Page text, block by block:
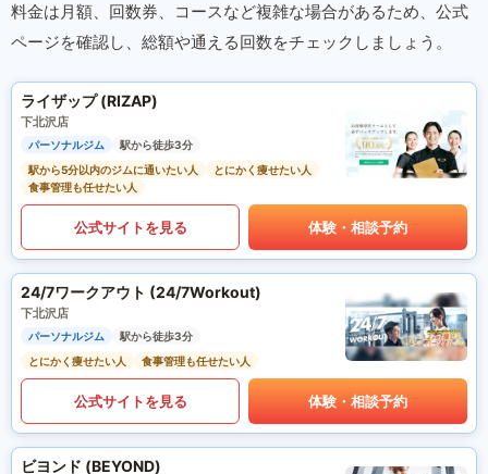
料金は月額、回数券、コースなど複雑な場合があるため、公式
ページを確認し、総額や通える回数をチェックしましょう。
ライザップ (RIZAP)
下北沢店
パーソナルジム
駅から徒歩3分
駅から5分以内のジムに通いたい人
とにかく痩せたい人
食事管理も任せたい人
公式サイトを見る 体験・相談予約
24/7ワークアウト (24/7Workout)
下北沢店
パーソナルジム
駅から徒歩3分
とにかく痩せたい人
食事管理も任せたい人
公式サイトを見る 体験・相談予約
ビヨンド (BEYOND)